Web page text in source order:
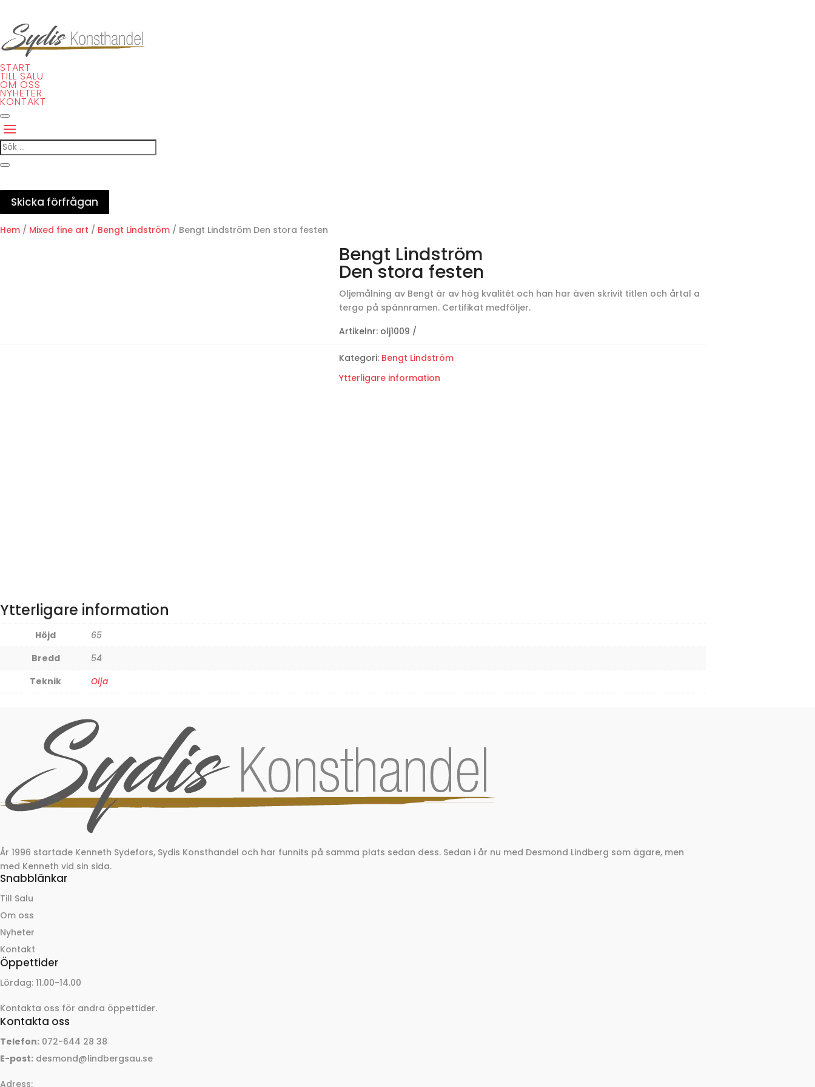
START
TILL SALU
OM OSS
NYHETER
KONTAKT
Skicka förfrågan
Hem / Mixed fine art / Bengt Lindström / Bengt Lindström Den stora festen
Bengt Lindström
Den stora festen
Oljemålning av Bengt är av hög kvalitét och han har även skrivit titlen och årtal a
tergo på spännramen. Certifikat medföljer.
Artikelnr: olj1009
Kategori: Bengt Lindström
Ytterligare information
Ytterligare information
Höjd
65
Bredd
54
Teknik
Olja
År 1996 startade Kenneth Sydefors, Sydis Konsthandel och har funnits på samma plats sedan dess. Sedan i år nu med Desmond Lindberg som ägare, men
med Kenneth vid sin sida.
Snabblänkar
Till Salu
Om oss
Nyheter
Kontakt
Öppettider
Lördag: 11.00-14.00
Kontakta oss för andra öppettider.
Kontakta oss
Telefon: 072-644 28 38
E-post: desmond@lindbergsau.se
Adress: